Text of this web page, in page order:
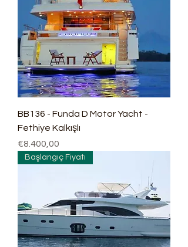
BB136 - Funda D Motor Yacht -
Fethiye Kalkışlı
Fiyat
€8.400,00
Başlangıç Fiyatı